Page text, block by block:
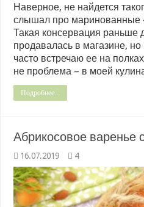
Наверное, не найдется
слышал про маринованные
Такая консервация раньше
продавалась в магазине,
часто встречаю ее на
не проблема – в моей
Подробнее...
Абрикосовое варенье
16.07.2019 4